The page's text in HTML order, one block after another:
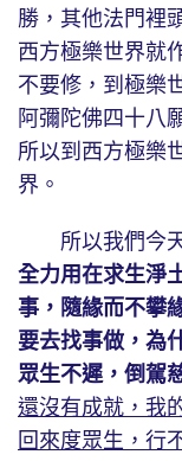
勝，其他法門裡
西方極樂世界就
不要修，到極樂
阿彌陀佛四十八
所以到西方極樂
界。
所以我們今
全力用在求生淨
事，隨緣而不攀
要去找事做，為
眾生不遲，倒駕
還沒有成就，我
回來度眾生，行